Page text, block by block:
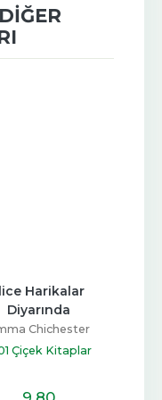
Ünlü
- Kral'ın Yeni
Giysileri
Kolektif